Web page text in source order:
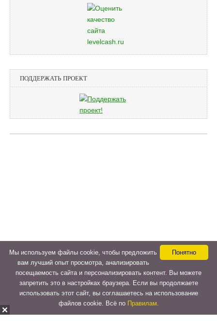
ПОДДЕРЖАТЬ ПРОЕКТ
Понятно
Мы используем файлы cookie, чтобы предложить
вам лучший опыт просмотра, анализировать
посещаемость сайта и персонализировать контент. Вы можете
запретить это в настройках браузера. Если вы продолжаете
использовать этот сайт, вы соглашаетесь на использование
файлов cookie. Всё по Правилам.